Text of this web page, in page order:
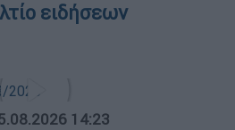
ειδήσεων
14:23